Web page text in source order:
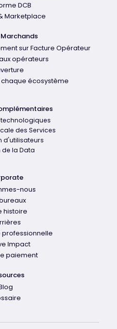
DCB
Marketplace
Marchands
sur Facture Opérateur
opérateurs
écosystème
des Services
d'utilisateurs
de la Data
nous
histoire
professionnelle
Impact
paiement